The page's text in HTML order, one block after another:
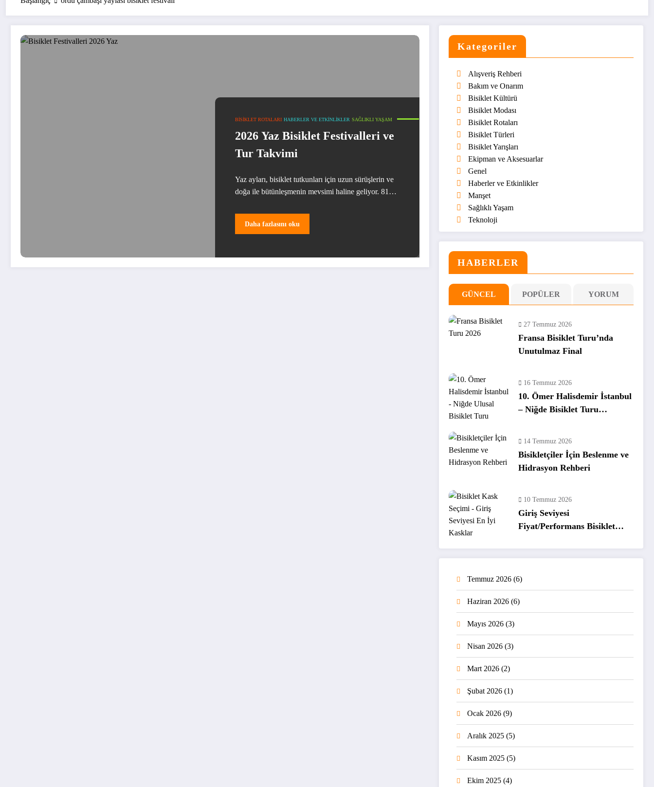
BISIKLET ROTALARI HABERLER VE ETKINLIKLER SAĞLIKLI YAŞAM
2026 Yaz Bisiklet Festivalleri ve
Tur Takvimi
Yaz ayları, bisiklet tutkunları için uzun sürüşlerin ve
doğa ile bütünleşmenin mevsimi haline geliyor. 81…
Daha fazlasını oku
Kategoriler
Alışveriş Rehberi
Bakım ve Onarım
Bisiklet Kültürü
Bisiklet Modası
Bisiklet Rotaları
Bisiklet Türleri
Bisiklet Yarışları
Ekipman ve Aksesuarlar
Genel
Haberler ve Etkinlikler
Manşet
Sağlıklı Yaşam
Teknoloji
HABERLER
GÜNCEL POPÜLER YORUM
27 Temmuz 2026
Fransa Bisiklet Turu’nda
Unutulmaz Final
16 Temmuz 2026
10. Ömer Halisdemir İstanbul
– Niğde Bisiklet Turu
14 Temmuz 2026
Bisikletçiler İçin Beslenme ve
Hidrasyon Rehberi
10 Temmuz 2026
Giriş Seviyesi
Fiyat/Performans Bisiklet
Temmuz 2026 (6)
Haziran 2026 (6)
Mayıs 2026 (3)
Nisan 2026 (3)
Mart 2026 (2)
Şubat 2026 (1)
Ocak 2026 (9)
Aralık 2025 (5)
Kasım 2025 (5)
Ekim 2025 (4)